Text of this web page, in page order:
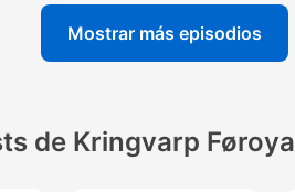
Mostrar más episodios
de Kringvarp Føroya